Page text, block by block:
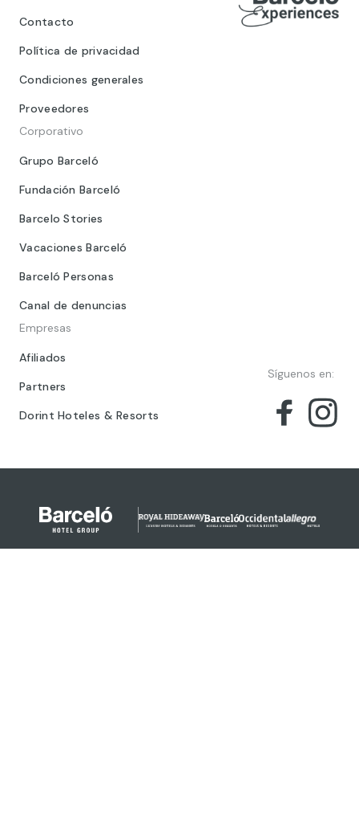
Contacto
Política de privacidad
Condiciones generales
Proveedores
Corporativo
Grupo Barceló
Fundación Barceló
Barcelo Stories
Vacaciones Barceló
Barceló Personas
Canal de denuncias
Empresas
Afiliados
Partners
Dorint Hoteles & Resorts
Síguenos en: